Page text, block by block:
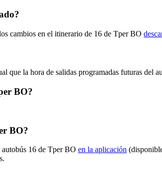
cambios en el itinerario de 16 de Tper BO
que la hora de salidas programadas futuras del
BO?
BO?
16 de Tper BO en la aplicación